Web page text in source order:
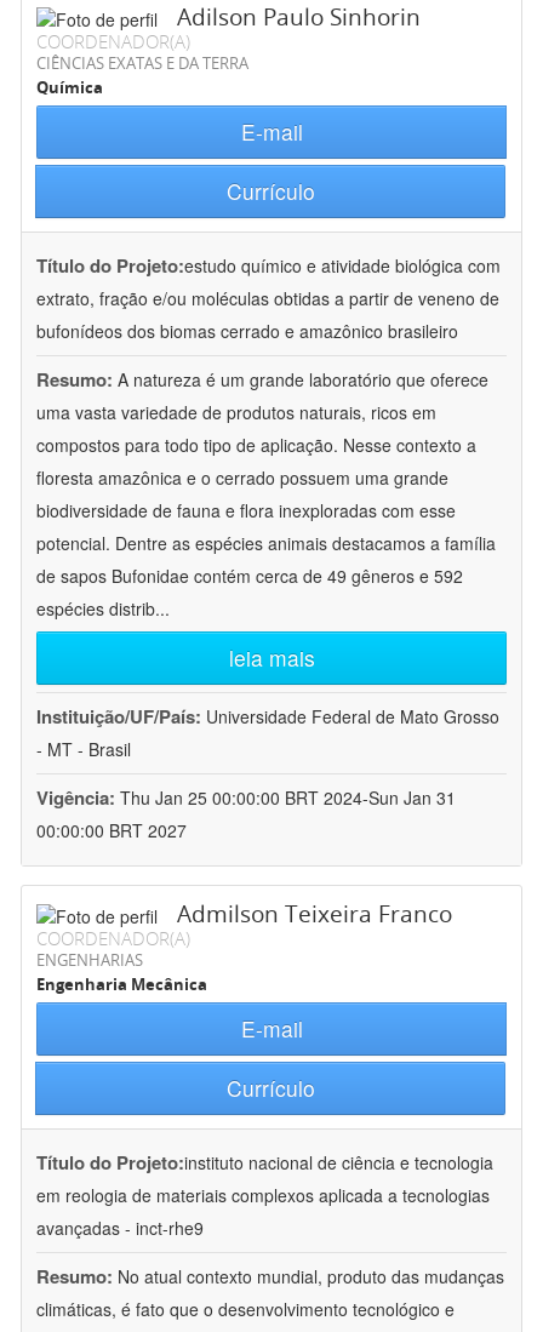
Adilson Paulo Sinhorin
COORDENADOR(A)
CIÊNCIAS EXATAS E DA TERRA
Química
E-mail
Currículo
Título do Projeto:estudo químico e atividade biológica com
extrato, fração e/ou moléculas obtidas a partir de veneno de
bufonídeos dos biomas cerrado e amazônico brasileiro
Resumo: A natureza é um grande laboratório que oferece
uma vasta variedade de produtos naturais, ricos em
compostos para todo tipo de aplicação. Nesse contexto a
floresta amazônica e o cerrado possuem uma grande
biodiversidade de fauna e flora inexploradas com esse
potencial. Dentre as espécies animais destacamos a família
de sapos Bufonidae contém cerca de 49 gêneros e 592
espécies distrib...
leia mais
Instituição/UF/País: Universidade Federal de Mato Grosso
- MT - Brasil
Vigência: Thu Jan 25 00:00:00 BRT 2024-Sun Jan 31
00:00:00 BRT 2027
Admilson Teixeira Franco
COORDENADOR(A)
ENGENHARIAS
Engenharia Mecânica
E-mail
Currículo
Título do Projeto:instituto nacional de ciência e tecnologia
em reologia de materiais complexos aplicada a tecnologias
avançadas - inct-rhe9
Resumo: No atual contexto mundial, produto das mudanças
climáticas, é fato que o desenvolvimento tecnológico e